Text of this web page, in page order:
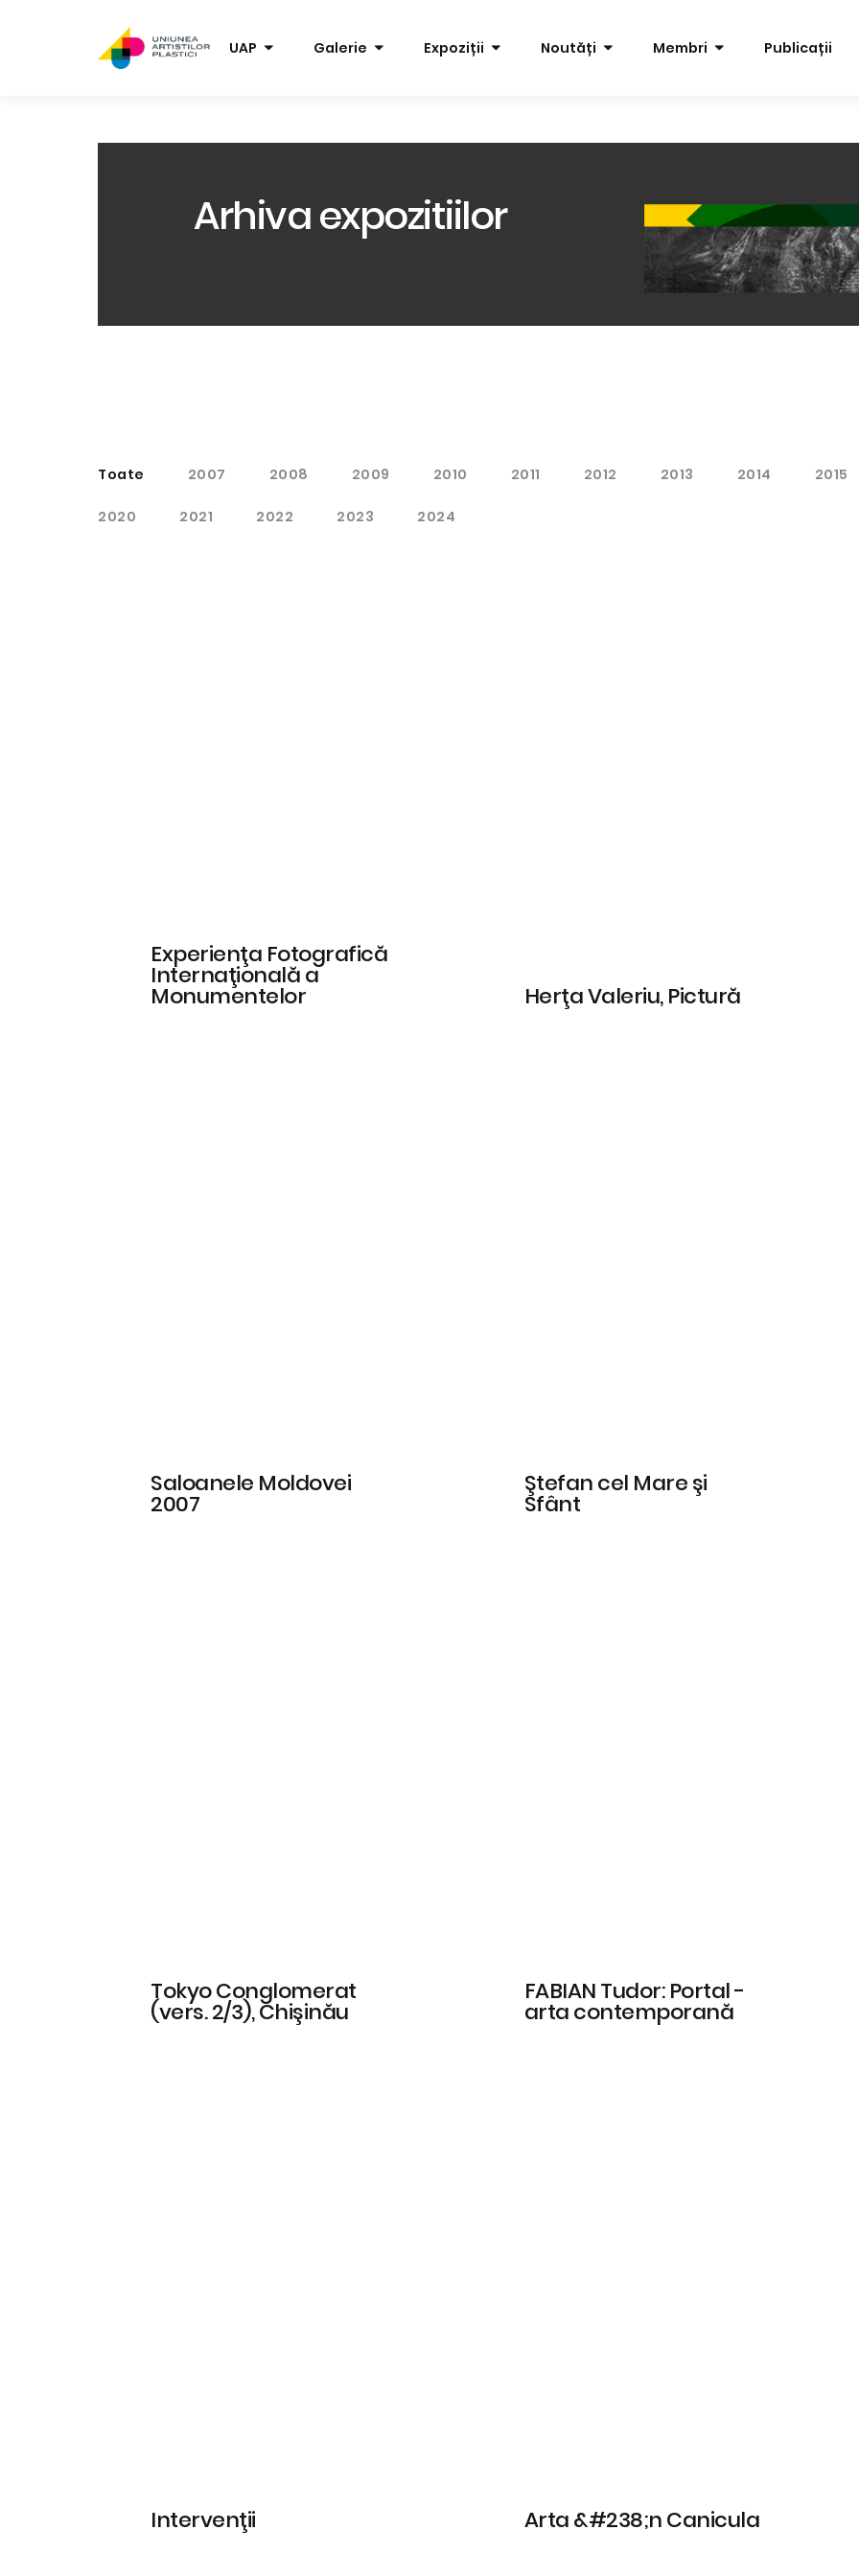
UAP Galerie Expoziții Noutăți Membri Publicații
Arhiva expozitiilor
Toate 2007 2008 2009 2010 2011 2012 2013 2014 2015
2020 2021 2022 2023 2024
Experienţa Fotografică
Internaţională a
Monumentelor Herţa Valeriu, Pictură
Saloanele Moldovei
2007
Ştefan cel Mare şi
Sfânt
Tokyo Conglomerat
(vers. 2/3), Chişinău
FABIAN Tudor: Portal -
arta contemporană
Intervenţii Arta &#238;n Canicula